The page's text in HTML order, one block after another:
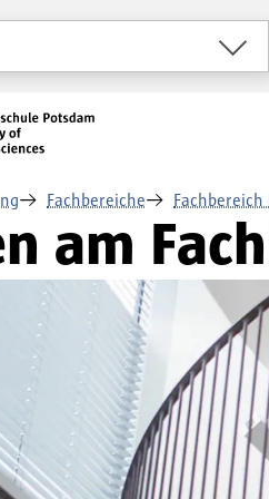
Fachbereiche Fachbereich
am